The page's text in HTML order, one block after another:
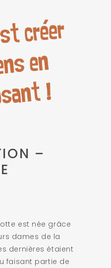
–
est née grâce
dames de la
dernières étaient
faisant partie de